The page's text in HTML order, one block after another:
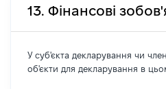
13. Фінансові
У суб'єкта декларування чи
об'єкти для декларування в